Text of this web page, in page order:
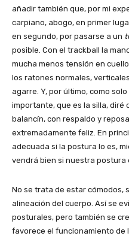
añadir también que, por mi
carpiano, abogo, en primer
en segundo, por pasarse a un
posible. Con el trackball la
mucha menos tensión en
los ratones normales,
agarre. Y, por último, como
importante, que es la silla, diré
balancín, con respaldo y
extremadamente feliz. En
adecuada si la postura lo es,
vendrá bien si nuestra postura
No se trata de estar cómodos,
alineación del cuerpo. Así se
posturales, pero también se
favorece el funcionamiento de